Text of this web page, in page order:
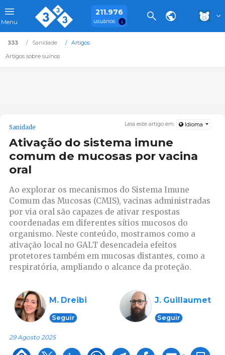
Menu
211.976
usuários
333 Sanidade
Artigos
Artigos sobre suínos
Leia este artigo em: Idioma
Sanidade
Ativação do sistema imune
comum de mucosas por vacina
oral
Ao explorar os mecanismos do Sistema Imune
Comum das Mucosas (CMIS), vacinas administradas
por via oral são capazes de ativar respostas
coordenadas em diferentes sítios mucosos do
organismo. Neste conteúdo, mostramos como a
ativação local no GALT desencadeia efeitos
protetores também em mucosas distantes, como a
respiratória, ampliando o alcance da proteção.
M. Dreibi
Seguir
J. Guillaumet
Seguir
29 Agosto 2025